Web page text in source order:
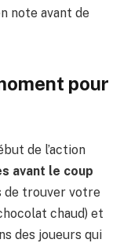
note avant de
pour
de l’action
avant le coup
de trouver votre
chaud) et
des joueurs qui